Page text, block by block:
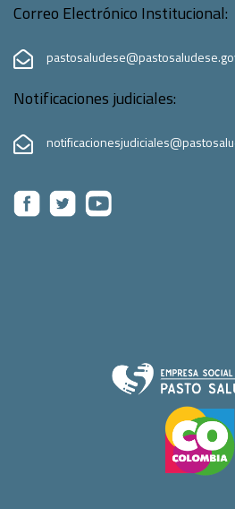
Correo Electrónico Institucional:
Notificaciones judiciales: